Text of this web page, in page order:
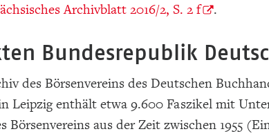
Archivblatt 2016/2, S. 2 f .
Bundesrepublik
des Börsenvereins des Deutschen
Leipzig enthält etwa 9.600 Faszikel mit
Börsenvereins aus der Zeit zwischen 1955